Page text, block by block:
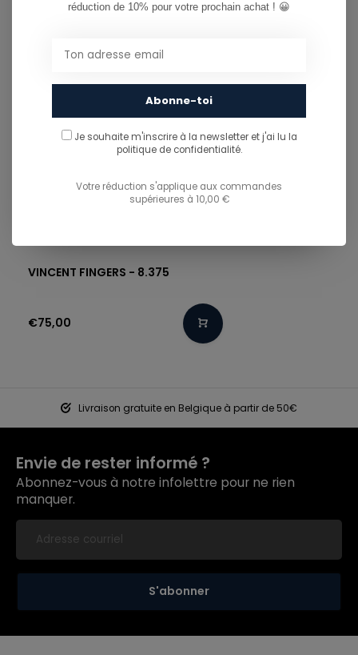
VINCENT FINGERS - 8.375
€75,00
Livraison gratuite en Belgique à partir de 50€
Envie de rester informé ?
Abonnez-vous à notre infolettre pour ne rien
manquer.
S'abonner
réduction de 10% pour votre prochain achat ! 😀
Abonne-toi
Je souhaite m'inscrire à la newsletter et j'ai lu la
politique de confidentialité.
Votre réduction s'applique aux commandes
supérieures à 10,00 €